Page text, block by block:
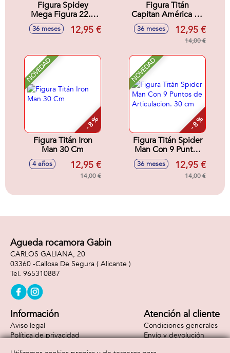
Figura Spidey
Mega Figura 22.8
cm
36 meses 12,95 €
Figura Titán
Capitan América 30
cm
36 meses 12,95 €
14,00 €
NOVEDAD
- 8 %
Figura Titán Iron
Man 30 Cm
4 años 12,95 €
14,00 €
NOVEDAD
- 8 %
Figura Titán Spider
Man Con 9 Puntos
de Articulacion. 30
cm
36 meses 12,95 €
14,00 €
Agueda rocamora Gabin
CARLOS GALIANA, 20
03360 -Callosa De Segura ( Alicante )
965310887
Información
Aviso legal
Política de privacidad
Atención al cliente
Condiciones generales
Envío y devolución